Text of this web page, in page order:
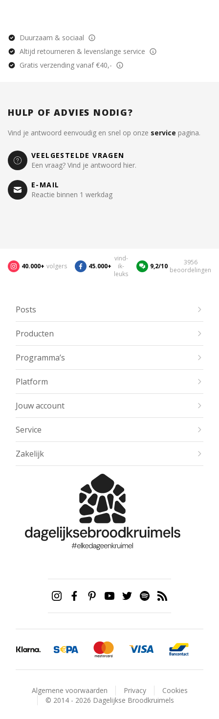
Duurzaam & sociaal
Altijd retourneren & levenslange service
Gratis verzending vanaf €40,-
HULP OF ADVIES NODIG?
Vind je antwoord eenvoudig en snel op onze service pagina.
VEELGESTELDE VRAGEN
Een vraag? Vind je antwoord hier.
E-MAIL
Reactie binnen 1 werkdag
40.000+ volgers 45.000+
vind-
ik-
leuks
9,2/10
3956
beoordelingen
Posts
Producten
Programma’s
Platform
Jouw account
Service
Zakelijk
Algemene voorwaarden Privacy
Cookies
© 2014 - 2026 Dagelijkse Broodkruimels